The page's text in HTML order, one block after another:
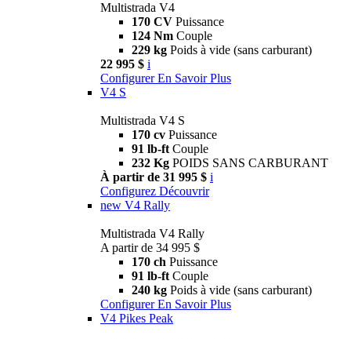
Multistrada V4
170 CV Puissance
124 Nm Couple
229 kg Poids à vide (sans carburant)
22 995 $ i
Configurer En Savoir Plus
V4 S
Multistrada V4 S
170 cv Puissance
91 lb-ft Couple
232 Kg POIDS SANS CARBURANT
À partir de 31 995 $ i
Configurez Découvrir
new V4 Rally
Multistrada V4 Rally
A partir de 34 995 $
170 ch Puissance
91 lb-ft Couple
240 kg Poids à vide (sans carburant)
Configurer En Savoir Plus
V4 Pikes Peak